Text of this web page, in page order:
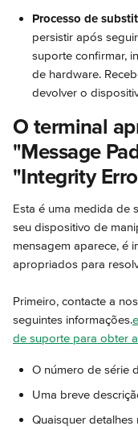
Processo de
persistir após
suporte confirmar,
de hardware.
devolver o
O terminal
"Message
"Integrity
Esta é uma medida de
seu dispositivo de
mensagem aparece, é
apropriados para
Primeiro, contacte a
seguintes informações.
de suporte para obter
O número de série
Uma breve
Quaisquer detalhes